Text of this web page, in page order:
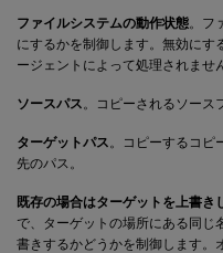
ファイルシステムの動作状態。フ
にするかを制御します。無効にす
ージェントによって処理されませ
ソースパス 。コピーされるソース
ターゲットパス 。コピーするコピ
先のパス。
既存の場合はターゲットを上書き
で、ターゲットの場所にある同じ
書きするかどうかを制御します。